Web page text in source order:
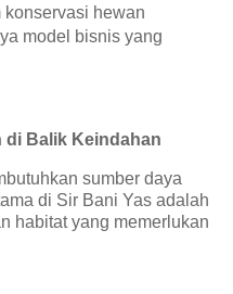
konservasi hewan
model bisnis yang
di Balik Keindahan
sumber daya
di Sir Bani Yas adalah
habitat yang memerlukan